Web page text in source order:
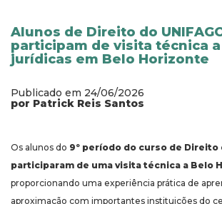
Alunos de Direito do
participam de visita técnica
jurídicas em Belo Horizonte
Publicado em 24/06/2026
por Patrick Reis Santos
Os alunos do 9º período do curso de Direito
participaram de uma visita técnica a Belo
proporcionando uma experiência prática de
aproximação com importantes instituições do